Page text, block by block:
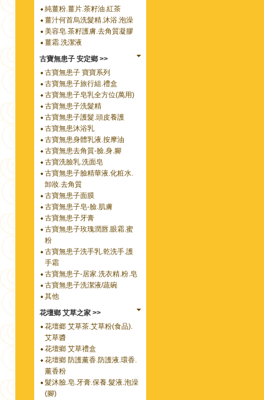
純薑粉.薑片.茶籽油.紅茶
薑汁何首烏洗髮精.沐浴.泡澡
美容皂.茶籽護膚.去角質凝膠
薑霜.洗潔液
古寶無患子 安定鄉 >>
古寶無患子 寶寶系列
古寶無患子旅行組.禮盒
古寶無患子皂乳全方位(萬用)
古寶無患子洗髮精
古寶無患子護髮.頭皮養護
古寶無患沐浴乳
古寶無患身體乳液.按摩油
古寶無患去角質-臉.身.腳
古寶洗臉乳.洗面皂
古寶無患子臉精華液.化粧水.
卸妝.去角質
古寶無患子面膜
古寶無患子皂-臉.肌膚
古寶無患子牙膏
古寶無患子玫瑰潤唇.眼霜.蜜
粉
古寶無患子洗手乳.乾洗手.護
手霜
古寶無患子-居家.洗衣精.粉.皂
古寶無患子洗潔液/蔬碗
其他
花壇鄉 艾草之家 >>
花壇郷 艾草茶.艾草粉(食品).
艾草醬
花壇鄉 艾草禮盒
花壇鄉 防護薰香.防護液.環香.
薰香粉
髮沐臉.皂.牙膏.保養.髮液.泡澡
(腳)